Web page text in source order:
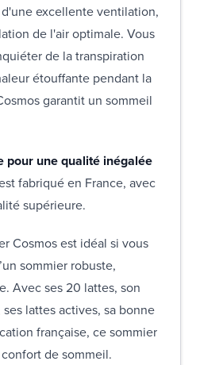
excellente ventilation,
de l'air optimale. Vous
de la transpiration
étouffante pendant la
garantit un sommeil
pour une qualité inégalée
fabriqué en France, avec
supérieure.
Cosmos est idéal si vous
sommier robuste,
Avec ses 20 lattes, son
lattes actives, sa bonne
française, ce sommier
de sommeil.